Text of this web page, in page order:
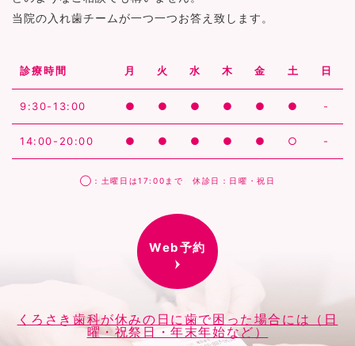
当院の入れ歯チームが一つ一つお答え致します。
診療時間 月 火 水 木 金 土 日
9:30-13:00 ● ● ● ● ● ● -
14:00-20:00 ● ● ● ● ● ○ -
◯：土曜日は17:00まで 休診日：日曜・祝日
Web予約
くろさき歯科が休みの日に歯で困った場合には（日
曜・祝祭日・年末年始など）